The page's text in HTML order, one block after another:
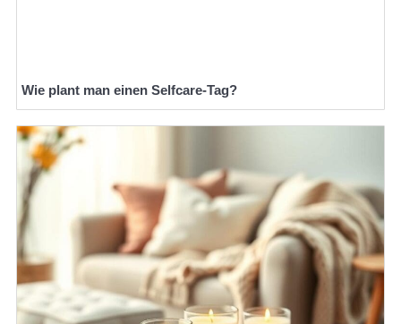
Wie plant man einen Selfcare-Tag?